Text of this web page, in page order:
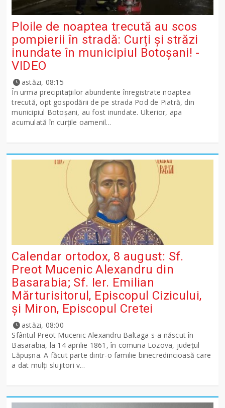
Ploile de noaptea trecută au scos
pompierii în stradă: Curți și străzi
inundate în municipiul Botoșani! -
VIDEO
astăzi, 08:15
În urma precipitațiilor abundente înregistrate noaptea
trecută, opt gospodării de pe strada Pod de Piatră, din
municipiul Botoșani, au fost inundate. Ulterior, apa
acumulată în curțile oamenil...
Calendar ortodox, 8 august: Sf.
Preot Mucenic Alexandru din
Basarabia; Sf. Ier. Emilian
Mărturisitorul, Episcopul Cizicului,
şi Miron, Episcopul Cretei
astăzi, 08:00
Sfântul Preot Mucenic Alexandru Baltaga s-a născut în
Basarabia, la 14 aprilie 1861, în comuna Lozova, județul
Lăpușna. A făcut parte dintr-o familie binecredincioasă care
a dat mulți slujitori v...